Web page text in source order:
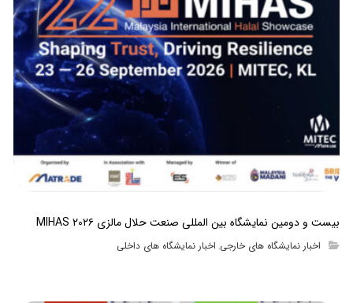
بیست و دومین نمایشگاه بین المللی صنعت حلال مالزی MIHAS ۲۰۲۶
اخبار نمایشگاه های خارجی, اخبار نمایشگاه های داخلی